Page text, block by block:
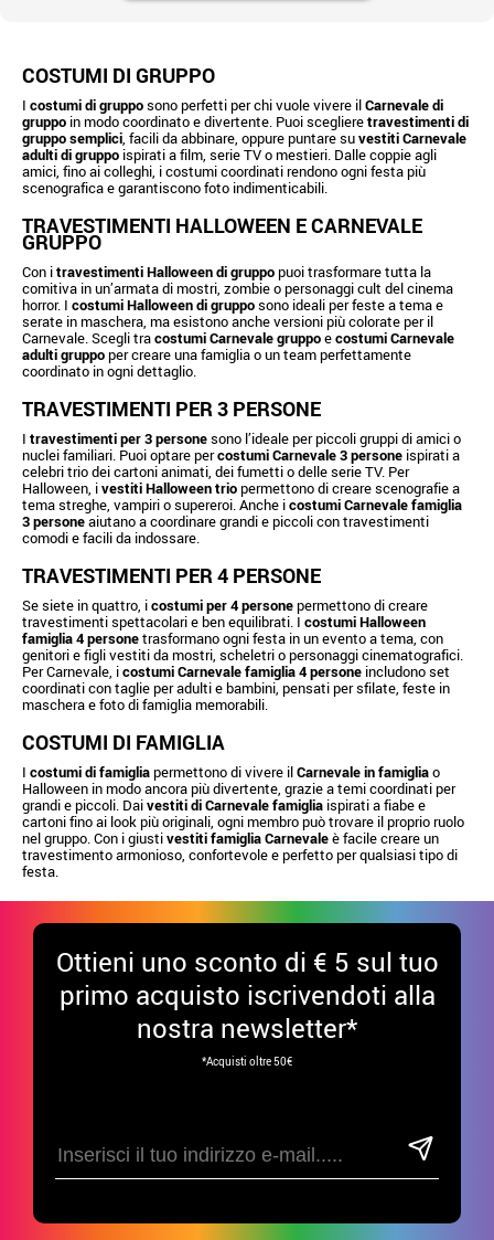
COSTUMI DI GRUPPO
I costumi di grupposono perfetti per chi vuole vivere ilCarnevale di
gruppo in modo coordinato e divertente. Puoi sceglieretravestimenti di
gruppo semplici, facili da abbinare, oppure puntare suvestiti Carnevale
adulti di gruppo ispirati a film, serie TV o mestieri. Dalle coppie agli
amici, fino ai colleghi, i costumi coordinati rendono ogni festa più
scenografica e garantiscono foto indimenticabili.
TRAVESTIMENTI HALLOWEEN E CARNEVALE
GRUPPO
Con itravestimenti Halloween di gruppopuoi trasformare tutta la
comitiva in un’armata di mostri, zombie o personaggi cult del cinema
horror. I costumi Halloween di grupposono ideali per feste a tema e
serate in maschera, ma esistono anche versioni più colorate per il
Carnevale. Scegli tracostumi Carnevale gruppoecostumi Carnevale
adulti gruppoper creare una famiglia o un team perfettamente
coordinato in ogni dettaglio.
TRAVESTIMENTI PER 3 PERSONE
I travestimenti per 3 personesono l’ideale per piccoli gruppi di amici o
nuclei familiari. Puoi optare percostumi Carnevale 3 persone ispirati a
celebri trio dei cartoni animati, dei fumetti o delle serie TV. Per
Halloween, ivestiti Halloween triopermettono di creare scenografie a
tema streghe, vampiri o supereroi. Anche icostumi Carnevale famiglia
3 personeaiutano a coordinare grandi e piccoli con travestimenti
comodi e facili da indossare.
TRAVESTIMENTI PER 4 PERSONE
Se siete in quattro, icostumi per 4 personepermettono di creare
travestimenti spettacolari e ben equilibrati. I costumi Halloween
famiglia 4 personetrasformano ogni festa in un evento a tema, con
genitori e figli vestiti da mostri, scheletri o personaggi cinematografici.
Per Carnevale, icostumi Carnevale famiglia 4 persone includono set
coordinati con taglie per adulti e bambini, pensati per sfilate, feste in
maschera e foto di famiglia memorabili.
COSTUMI DI FAMIGLIA
I costumi di famigliapermettono di vivere ilCarnevale in famigliao
Halloween in modo ancora più divertente, grazie a temi coordinati per
grandi e piccoli. Daivestiti di Carnevale famiglia ispirati a fiabe e
cartoni fino ai look più originali, ogni membro può trovare il proprio ruolo
nel gruppo. Con i giustivestiti famiglia Carnevaleè facile creare un
travestimento armonioso, confortevole e perfetto per qualsiasi tipo di
festa.
Ottieni uno sconto di € 5 sul tuo
primo acquisto iscrivendoti alla
nostra newsletter*
*Acquisti oltre 50€